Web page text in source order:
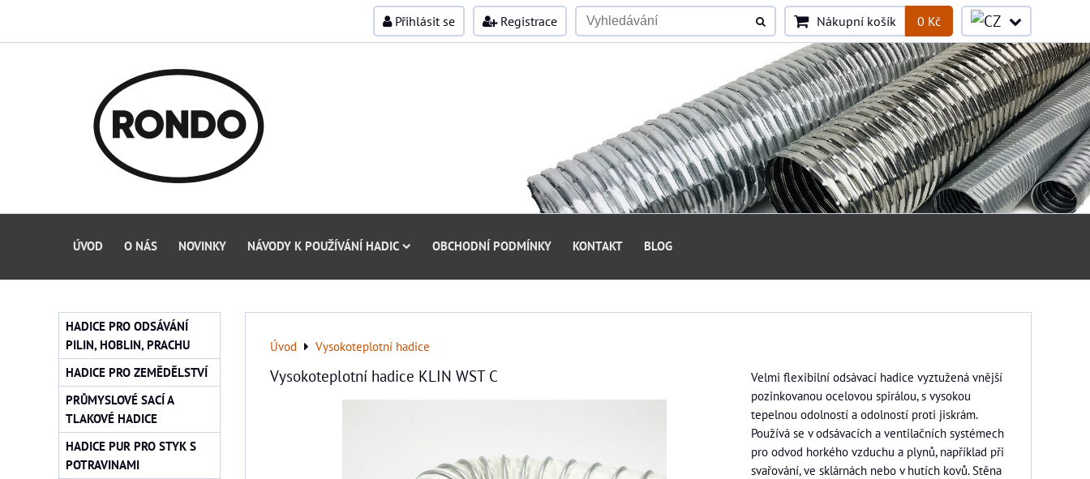
Přihlásit se Registrace Nákupní košík 0 Kč
ÚVOD O NÁS NOVINKY NÁVODY K POUŽÍVÁNÍ HADIC OBCHODNÍ PODMÍNKY KONTAKT BLOG
Úvod Vysokoteplotní hadice
Vysokoteplotní hadice KLIN WST C
Velmi flexibilní odsávací hadice vyztužená vnější
pozinkovanou ocelovou spirálou, s vysokou
tepelnou odolností a odolností proti jiskrám.
Používá se v odsávacích a ventilačních systémech
pro odvod horkého vzduchu a plynů, například při
svařování, ve sklárnách nebo v hutích kovů. Stěna
HADICE PRO ODSÁVÁNÍ
PILIN, HOBLIN, PRACHU
HADICE PRO ZEMĚDĚLSTVÍ
PRŮMYSLOVÉ SACÍ A
TLAKOVÉ HADICE
HADICE PUR PRO STYK S
POTRAVINAMI